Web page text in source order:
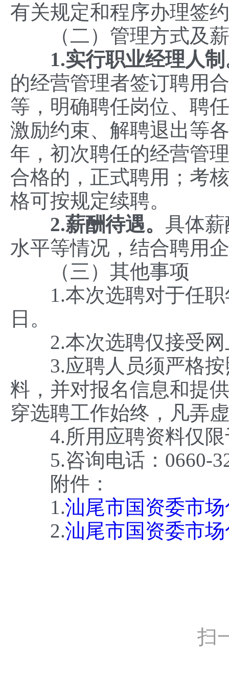
有关规定和程序办理签
（二）管理方式及
1.实行职业经理人制
的经营管理者签订聘用
等，明确聘任岗位、聘
激励约束、解聘退出等
年，初次聘任的经营管
合格的，正式聘用；考
格可按规定续聘。
2.薪酬待遇。 具体
水平等情况，结合聘用
（三）其他事项
1.本次选聘对于任职
日。
2.本次选聘仅接受网
3.应聘人员须严格按
料，并对报名信息和提
穿选聘工作始终，凡弄
4.所用应聘资料仅限
5.咨询电话：0660-
附件：
1.汕尾市国资委市
2.汕尾市国资委市
扫